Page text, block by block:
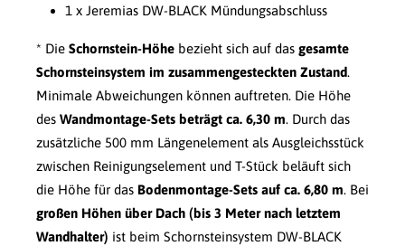
1 x Jeremias DW-BLACK Mündungsabschluss
* Die Schornstein-Höhe bezieht sich auf das gesamte
Schornsteinsystem im zusammengesteckten Zustand.
Minimale Abweichungen können auftreten. Die Höhe
des Wandmontage-Sets beträgt ca. 6,30 m. Durch das
zusätzliche 500 mm Längenelement als Ausgleichsstück
zwischen Reinigungselement und T-Stück beläuft sich
die Höhe für das Bodenmontage-Sets auf ca. 6,80 m. Bei
großen Höhen über Dach (bis 3 Meter nach letztem
Wandhalter) ist beim Schornsteinsystem DW-BLACK